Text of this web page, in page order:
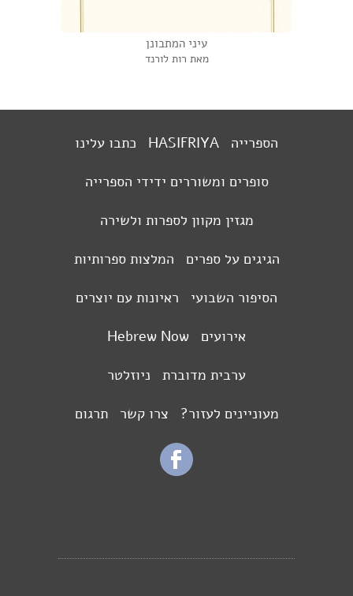
עיני המתבונן
מאת רות לורנד
הספרייה HASIFRIYA כתבו עלינו
סופרים ומשוררים ידידי הספרייה
מגזין מקוון לספרות ולשירה
הגיגים על ספרים המלצות ספרותיות
הסיפור השבועי ראיונות עם יוצרים
אירועים Hebrew Now
ערבית מדוברת ניוזלטר
מעוניינים לעזור? צרו קשר תרגום